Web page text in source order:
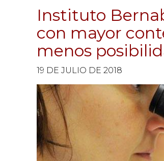
Instituto
con mayor
menos
19 DE JULIO DE 2018